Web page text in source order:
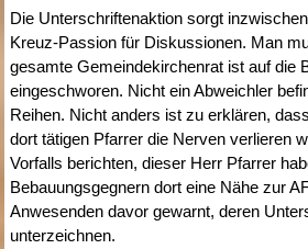
Die Unterschriftenaktion sorgt
Kreuz-Passion für Diskussionen. Man
gesamte Gemeindekirchenrat ist auf die
eingeschworen. Nicht ein Abweichler
Reihen. Nicht anders ist zu erklären,
dort tätigen Pfarrer die Nerven verlieren
Vorfalls berichten, dieser Herr Pfarrer
Bebauungsgegnern dort eine Nähe zur
Anwesenden davor gewarnt, deren
unterzeichnen.